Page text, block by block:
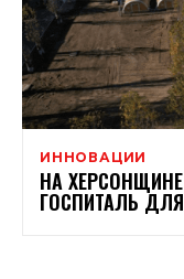
ИННОВАЦИИ
НА
ГОСПИТАЛЬ